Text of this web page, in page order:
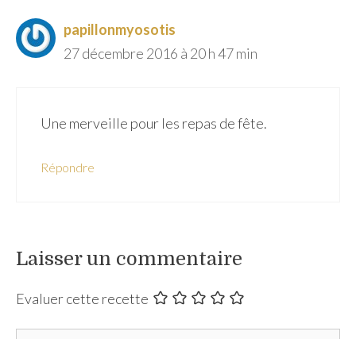
papillonmyosotis
27 décembre 2016 à 20 h 47 min
Une merveille pour les repas de fête.
Répondre
Laisser un commentaire
Evaluer cette recette